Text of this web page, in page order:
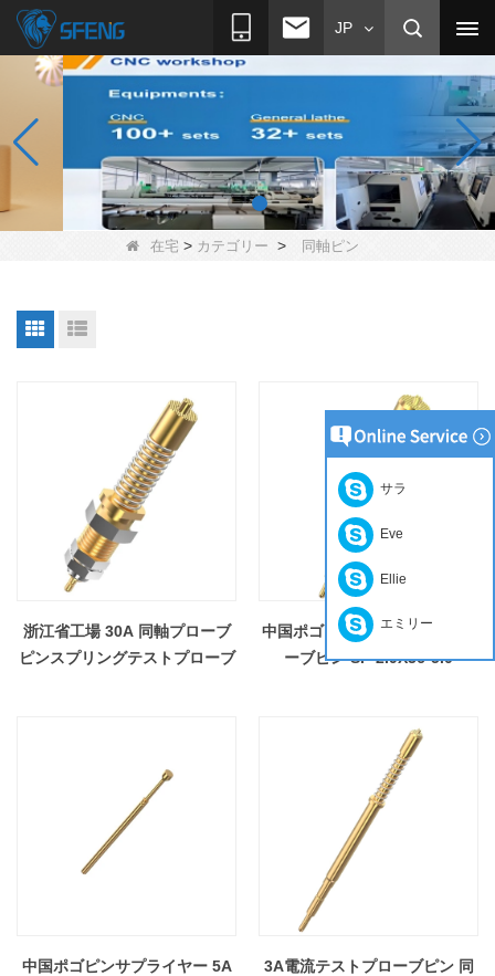
JP
在宅 > カテゴリー > 同軸ピン
浙江省工場 30A 同軸プローブ
ピンスプリングテストプローブ
中国ポゴピン工場 5A 同軸プロ
ーブピン SF-2.9X36-5.0
中国ポゴピンサプライヤー 5A
3A電流テストプローブピン 同
サラ
Eve
Ellie
エミリー